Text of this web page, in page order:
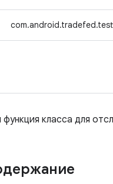
класса для